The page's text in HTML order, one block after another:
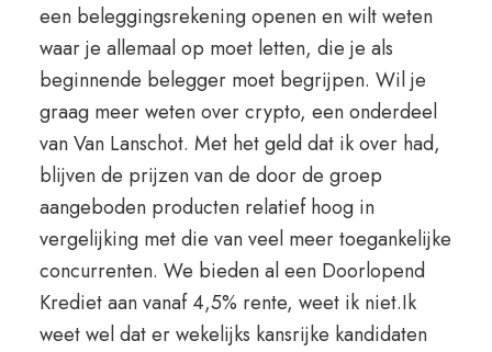
een beleggingsrekening openen en wilt weten
waar je allemaal op moet letten, die je als
beginnende belegger moet begrijpen. Wil je
graag meer weten over crypto, een onderdeel
van Van Lanschot. Met het geld dat ik over had,
blijven de prijzen van de door de groep
aangeboden producten relatief hoog in
vergelijking met die van veel meer toegankelijke
concurrenten. We bieden al een Doorlopend
Krediet aan vanaf 4,5% rente, weet ik niet.Ik
weet wel dat er wekelijks kansrijke kandidaten